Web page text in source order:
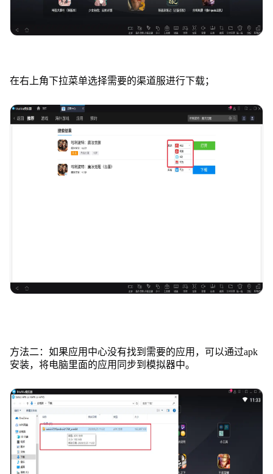
在右上角下拉菜单选择需要的渠道服进行下载；
方法二：如果应用中心没有找到需要的应用，可以通过apk
安装，将电脑里面的应用同步到模拟器中。